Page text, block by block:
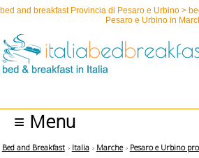
bed and breakfast Provincia di Pesaro e Urbino >
Pesaro e Urbino in
≡ Menu
Bed and Breakfast Italia Marche Pesaro e Urbino